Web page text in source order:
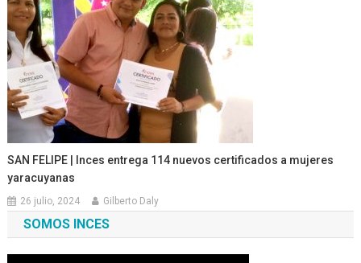
SAN FELIPE | Inces entrega 114 nuevos certificados a mujeres
yaracuyanas
26 julio, 2024 Gilberto Daly
SOMOS INCES